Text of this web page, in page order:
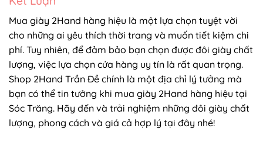
Mua giày 2Hand hàng hiệu là một lựa chọn tuyệt vời
cho những ai yêu thích thời trang và muốn tiết kiệm chi
phí. Tuy nhiên, để đảm bảo bạn chọn được đôi giày chất
lượng, việc lựa chọn cửa hàng uy tín là rất quan trọng.
Shop 2Hand Trần Đề chính là một địa chỉ lý tưởng mà
bạn có thể tin tưởng khi mua giày 2Hand hàng hiệu tại
Sóc Trăng. Hãy đến và trải nghiệm những đôi giày chất
lượng, phong cách và giá cả hợp lý tại đây nhé!